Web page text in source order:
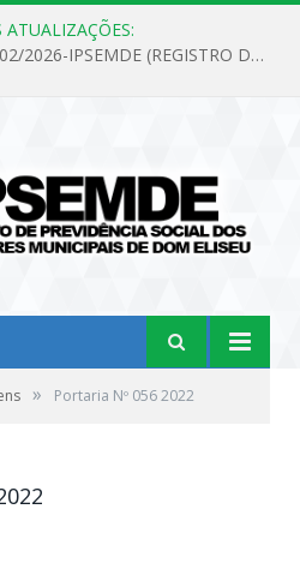
PREGÃO ELETRÔNICO Nº 02/2026-IPSEMDE (REGISTRO DE PREÇOS PARA FUTURA E EVENTUAL AQUISIÇÃO DE MATERIAL DE LIMPEZA E GÊNEROS ALIMENTÍCIOS PARA ATENDER AS NECESSIDADES DO INSTITUTO DE PREVIDÊNCIA SOCIAL DOS SERVIDORES MUNICIPAIS DE DOM ELISEU.)
» Portaria Nº 056 2022